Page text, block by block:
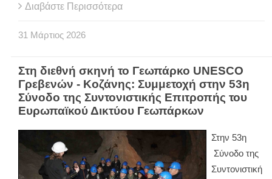
Διαβάστε Περισσότερα
31 Μάρτιος 2026
Στη διεθνή σκηνή το Γεωπάρκο UNESCO
Γρεβενών - Κοζάνης: Συμμετοχή στην 53η
Σύνοδο της Συντονιστικής Επιτροπής του
Ευρωπαϊκού Δικτύου Γεωπάρκων
Στην 53η
Σύνοδο της
Συντονιστική